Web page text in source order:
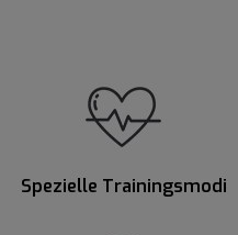
Spezielle Trainingsmodi